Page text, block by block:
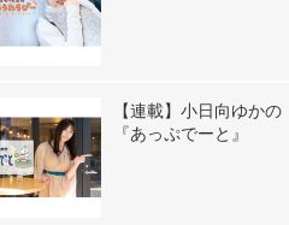
【連載】小日向ゆかの
『あっぷでーと』